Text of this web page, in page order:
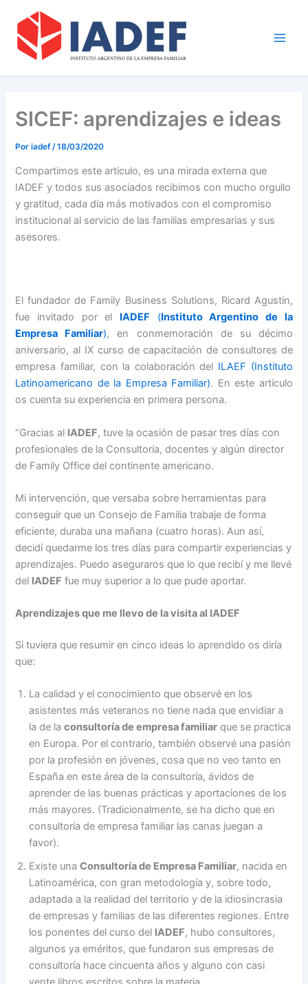
contenido
SICEF: aprendizajes e ideas
Poriadef/18/03/2020
Compartimos este articulo, es una mirada externa que
IADEF y todos sus asociados recibimos con mucho orgullo
y gratitud, cada día más motivados con el compromiso
institucional al servicio de las familias empresarias y sus
asesores.
El fundador de Family Business Solutions, Ricard Agustín,
fue invitado por el IADEF (Instituto Argentino de la
Empresa Familiar), en conmemoración de su décimo
aniversario, al IX curso de capacitación de consultores de
empresa familiar, con la colaboración del ILAEF (Instituto
Latinoamericano de la Empresa Familiar). En este artículo
os cuenta su experiencia en primera persona.
“Gracias al IADEF, tuve la ocasión de pasar tres días con
profesionales de la Consultoría, docentes y algún director
de Family Office del continente americano.
Mi intervención, que versaba sobre herramientas para
conseguir que un Consejo de Familia trabaje de forma
eficiente, duraba una mañana (cuatro horas). Aun así,
decidí quedarme los tres días para compartir experiencias y
aprendizajes. Puedo aseguraros que lo que recibí y me llevé
del IADEF fue muy superior a lo que pude aportar.
Aprendizajes que me llevo de la visita al IADEF
Si tuviera que resumir en cinco ideas lo aprendido os diría
que:
La calidad y el conocimiento que observé en los
asistentes más veteranos no tiene nada que envidiar a
la de laconsultoría de empresa familiar que se practica
en Europa. Por el contrario, también observé una pasión
por la profesión en jóvenes, cosa que no veo tanto en
España en este área de la consultoría, ávidos de
aprender de las buenas prácticas y aportaciones de los
más mayores. (Tradicionalmente, se ha dicho que en
consultoría de empresa familiar las canas juegan a
favor).
Existe unaConsultoría de Empresa Familiar, nacida en
Latinoamérica, con gran metodología y, sobre todo,
adaptada a la realidad del territorio y de la idiosincrasia
de empresas y familias de las diferentes regiones. Entre
los ponentes del curso del IADEF, hubo consultores,
algunos ya eméritos, que fundaron sus empresas de
consultoría hace cincuenta años y alguno con casi